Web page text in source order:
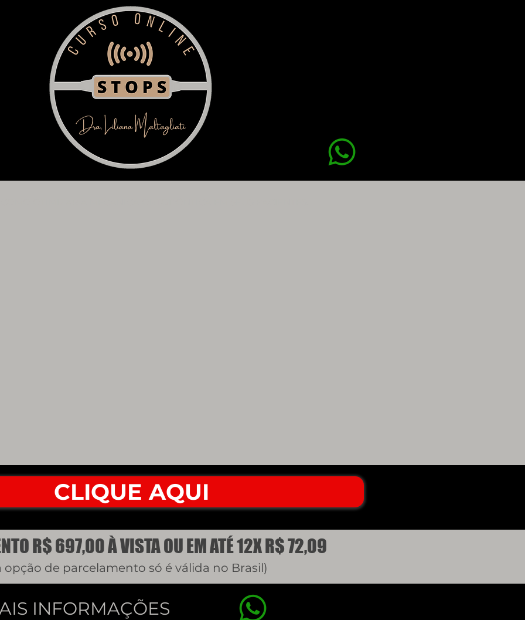
CLIQUE AQUI
INFORMAÇÕES
R$ 697,00 À VISTA OU EM ATÉ 12X R$ 72,09
opção de parcelamento só é válida no Brasil)